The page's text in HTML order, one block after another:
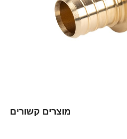
מוצרים קשורים